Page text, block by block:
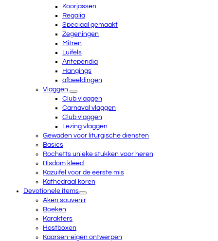
Koorjassen
Regalia
Speciaal gemaakt
Zegeningen
Mitren
Luifels
Antependia
Hangings
afbeeldingen
Vlaggen
Club vlaggen
Carnaval vlaggen
Club vlaggen
Lezing vlaggen
Gewaden voor liturgische diensten
Basics
Rochetts unieke stukken voor heren
Bisdom kleed
Kazuifel voor de eerste mis
Kathedraal koren
Devotionele items
Aken souvenir
Boeken
Karakters
Hostboxen
Kaarsen-eigen ontwerpen